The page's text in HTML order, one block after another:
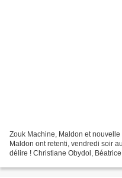
Zouk Machine, Maldon et
Maldon ont retenti, vendredi soir
délire ! Christiane Obydol,